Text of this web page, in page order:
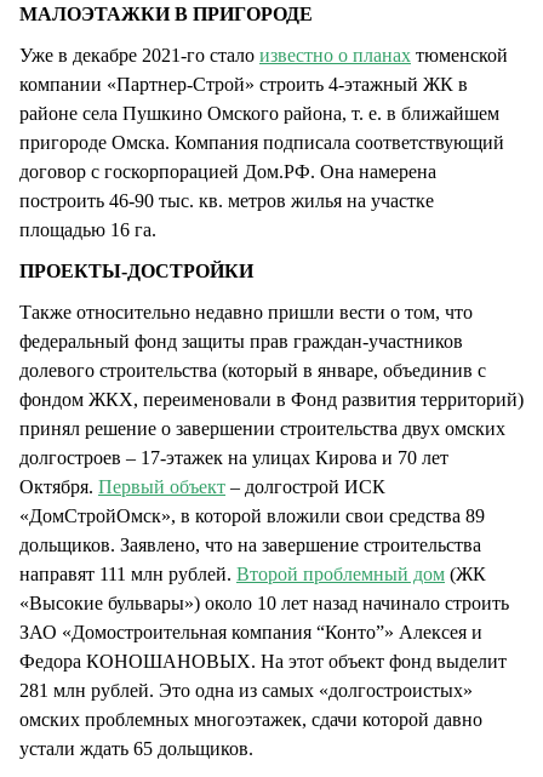
МАЛОЭТАЖКИ В ПРИГОРОДЕ
Уже в декабре 2021-го стало известно о планах тюменской
компании «Партнер-Строй» строить 4-этажный ЖК в
районе села Пушкино Омского района, т. е. в ближайшем
пригороде Омска. Компания подписала соответствующий
договор с госкорпорацией Дом.РФ. Она намерена
построить 46-90 тыс. кв. метров жилья на участке
площадью 16 га.
ПРОЕКТЫ-ДОСТРОЙКИ
Также относительно недавно пришли вести о том, что
федеральный фонд защиты прав граждан-участников
долевого строительства (который в январе, объединив с
фондом ЖКХ, переименовали в Фонд развития территорий)
принял решение о завершении строительства двух омских
долгостроев – 17-этажек на улицах Кирова и 70 лет
Октября. Первый объект – долгострой ИСК
«ДомСтройОмск», в которой вложили свои средства 89
дольщиков. Заявлено, что на завершение строительства
направят 111 млн рублей. Второй проблемный дом (ЖК
«Высокие бульвары») около 10 лет назад начинало строить
ЗАО «Домостроительная компания “Конто”» Алексея и
Федора КОНОШАНОВЫХ. На этот объект фонд выделит
281 млн рублей. Это одна из самых «долгостроистых»
омских проблемных многоэтажек, сдачи которой давно
устали ждать 65 дольщиков.